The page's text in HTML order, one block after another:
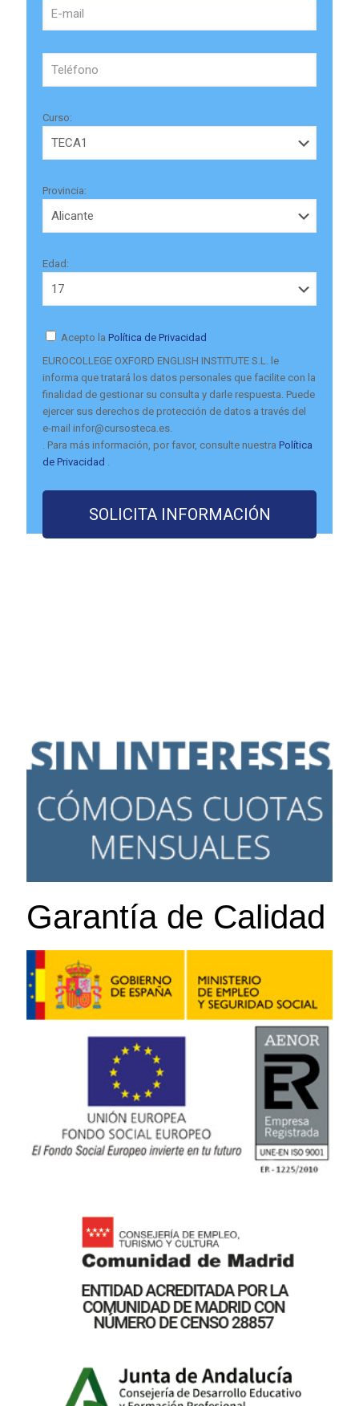
Curso:
Provincia:
Edad:
Acepto la Política de Privacidad
EUROCOLLEGE OXFORD ENGLISH INSTITUTE S.L. le
informa que tratará los datos personales que facilite con la
finalidad de gestionar su consulta y darle respuesta. Puede
ejercer sus derechos de protección de datos a través del
e-mail infor@cursosteca.es.
. Para más información, por favor, consulte nuestra Política
de Privacidad
Garantía de Calidad